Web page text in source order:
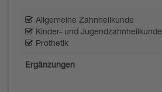
Allgemeine Zahnheilkunde
Kinder- und Jugendzahnheilkunde
Prothetik
Ergänzungen